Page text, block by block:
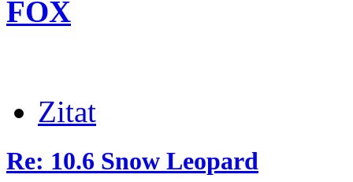
FOX
Zitat
Re: 10.6 Snow Leopard